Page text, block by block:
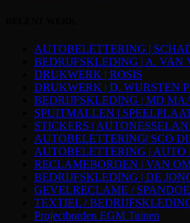
AUTOBELETTERING |
BEDRIJFSKLEDING | A. VAN
DRUKWERK | ROSIS
DRUKWERK | D. WURSTEN
BEDRIJFSKLEDING | MD
SPUITMALLEN |
STICKERS |
AUTOBELETTERING| SCO
AUTOBELETTERING | AUTO
RECLAMEBORDEN | VAN
BEDRIJFSKLEDING | DE
GEVELRECLAME /
TEXTIEL /
Projectborden EGM Tuinen